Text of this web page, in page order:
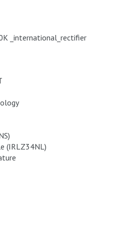
_international_rectifier
(IRLZ34NL)